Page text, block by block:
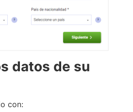
datos de su
con: